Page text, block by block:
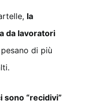
la
da lavoratori
di più
“recidivi”